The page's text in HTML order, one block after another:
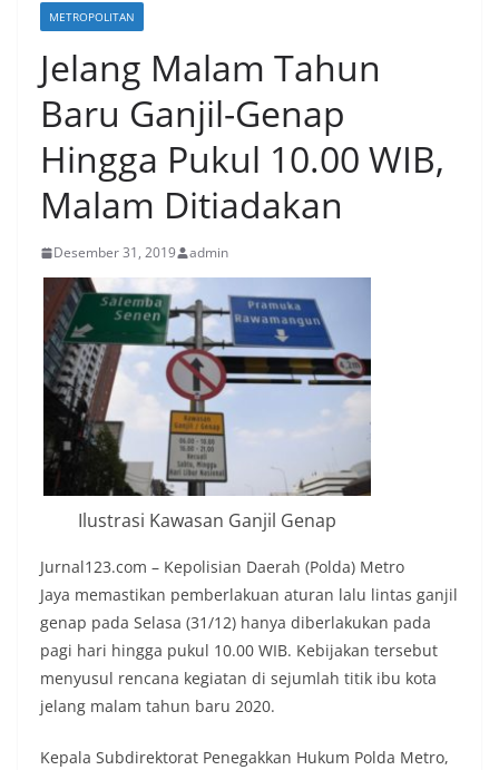
METROPOLITAN
Jelang Malam Tahun
Baru Ganjil-Genap
Hingga Pukul 10.00 WIB,
Malam Ditiadakan
Desember 31, 2019 admin
Ilustrasi Kawasan Ganjil Genap
Jurnal123.com – Kepolisian Daerah (Polda) Metro
Jaya memastikan pemberlakuan aturan lalu lintas ganjil
genap pada Selasa (31/12) hanya diberlakukan pada
pagi hari hingga pukul 10.00 WIB. Kebijakan tersebut
menyusul rencana kegiatan di sejumlah titik ibu kota
jelang malam tahun baru 2020.
Kepala Subdirektorat Penegakkan Hukum Polda Metro,